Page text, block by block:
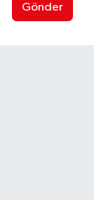
Gönder